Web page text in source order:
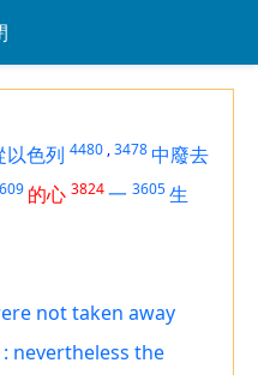
以色列 4480 ,3478中廢去
609 的心 3824一 3605生
not taken away
: nevertheless the